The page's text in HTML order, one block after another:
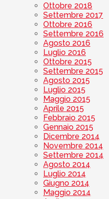
Ottobre 2018
Settembre 2017
Ottobre 2016
Settembre 2016
Agosto 2016
Luglio 2016
Ottobre 2015
Settembre 2015
Agosto 2015
Luglio 2015
Maggio 2015
Aprile 2015
Febbraio 2015
Gennaio 2015
Dicembre 2014
Novembre 2014
Settembre 2014
Agosto 2014
Luglio 2014
Giugno 2014
Maggio 2014